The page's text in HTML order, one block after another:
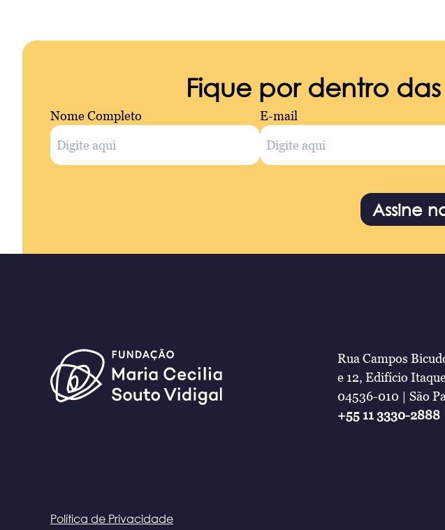
Fique por dentro
Nome Completo E-mail
Assine
Rua Campos
e 12, Edifício
04536-010 | São
+55 11 3330-2888
Política de Privacidade